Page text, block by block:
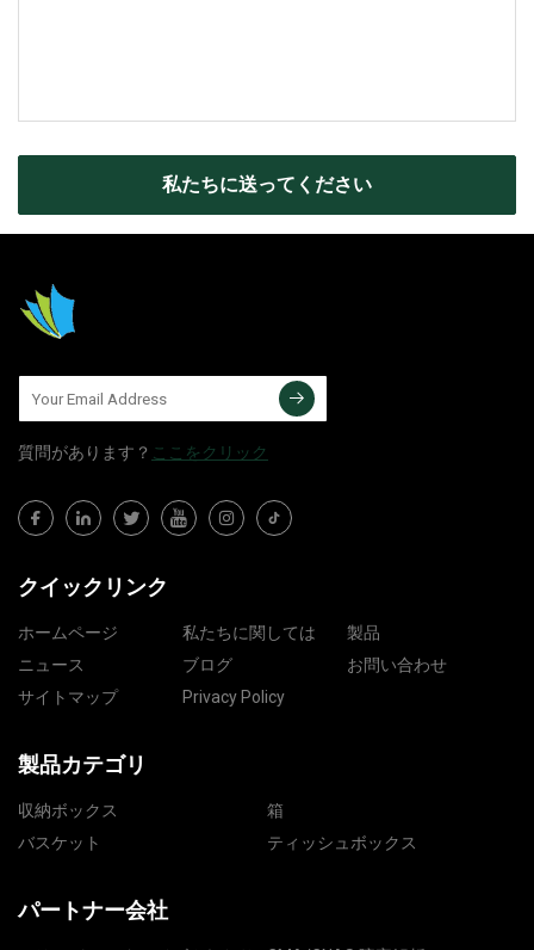
私たちに送ってください
質問​​があります？ ここをクリック
クイックリンク
ホームページ 私たちに関しては
製品
ニュース
ブログ
お問い合わせ
サイトマップ
Privacy Policy
製品カテゴリ
収納ボックス
箱
バスケット
ティッシュボックス
パートナー会社